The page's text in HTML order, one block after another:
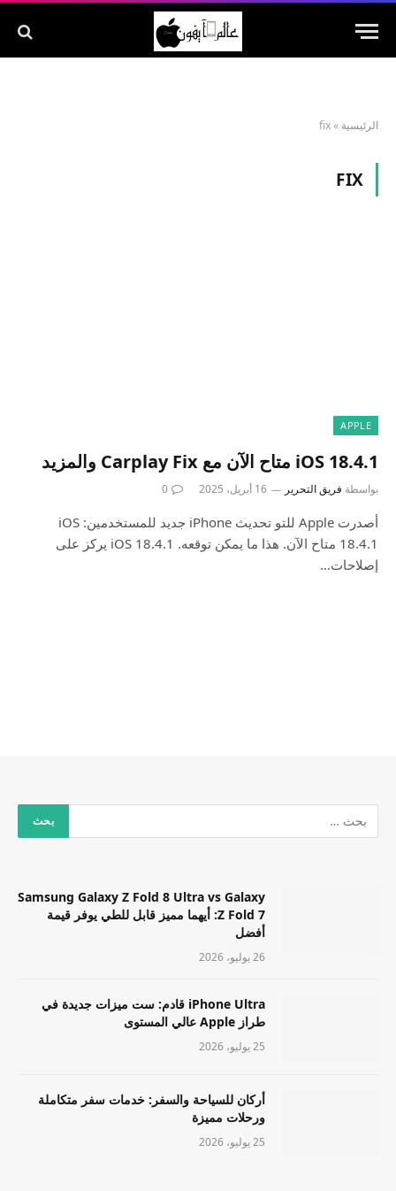
الرئيسية »
fix
FIX
APPLE
iOS 18.4.1 متاح الآن مع Carplay Fix والمزيد
بواسطة فريق التحرير 16 أبريل، 2025 0
أصدرت Apple للتو تحديث iPhone جديد للمستخدمين: iOS
18.4.1 متاح الآن. هذا ما يمكن توقعه. iOS 18.4.1 يركز على
إصلاحات…
Samsung Galaxy Z Fold 8 Ultra vs Galaxy
Z Fold 7: أيهما مميز قابل للطي يوفر قيمة
أفضل
26 يوليو، 2026
iPhone Ultra قادم: ست ميزات جديدة في
طراز Apple عالي المستوى
25 يوليو، 2026
أركان للسياحة والسفر: خدمات سفر متكاملة
ورحلات مميزة
25 يوليو، 2026